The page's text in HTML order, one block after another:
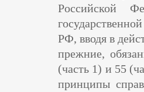
Российской
РФ, вводя в
прежние,
(часть 1) и 55
принципы